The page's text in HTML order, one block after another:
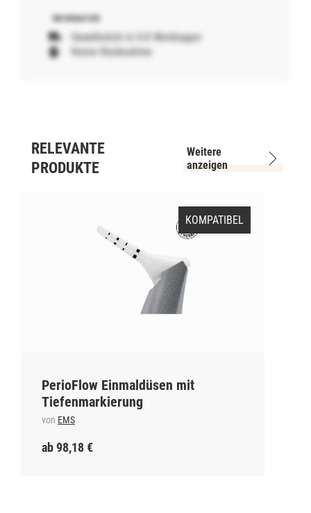
Gewöhnlich in 0-0 Werktagen
Keine Rücknahme
RELEVANTE
PRODUKTE
Weitere
anzeigen
KOMPATIBEL
PerioFlow Einmaldüsen mit
Tiefenmarkierung
von EMS
ab 98,18 €